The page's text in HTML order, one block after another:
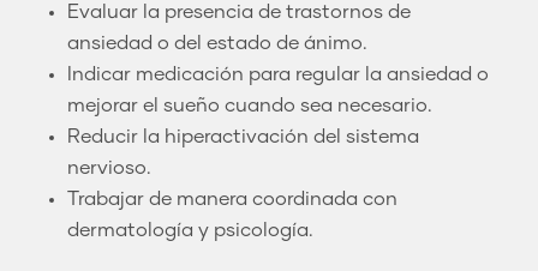
Evaluar la presencia de trastornos de
ansiedad o del estado de ánimo.
Indicar medicación para regular la ansiedad o
mejorar el sueño cuando sea necesario.
Reducir la hiperactivación del sistema
nervioso.
Trabajar de manera coordinada con
dermatología y psicología.